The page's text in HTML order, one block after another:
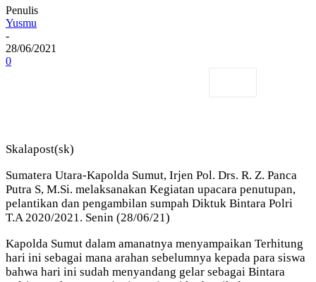
Penulis
Yusmu
-
28/06/2021
0
Skalapost(sk)
Sumatera Utara-Kapolda Sumut, Irjen Pol. Drs. R. Z. Panca
Putra S, M.Si. melaksanakan Kegiatan upacara penutupan,
pelantikan dan pengambilan sumpah Diktuk Bintara Polri
T.A 2020/2021. Senin (28/06/21)
Kapolda Sumut dalam amanatnya menyampaikan Terhitung
hari ini sebagai mana arahan sebelumnya kepada para siswa
bahwa hari ini sudah menyandang gelar sebagai Bintara